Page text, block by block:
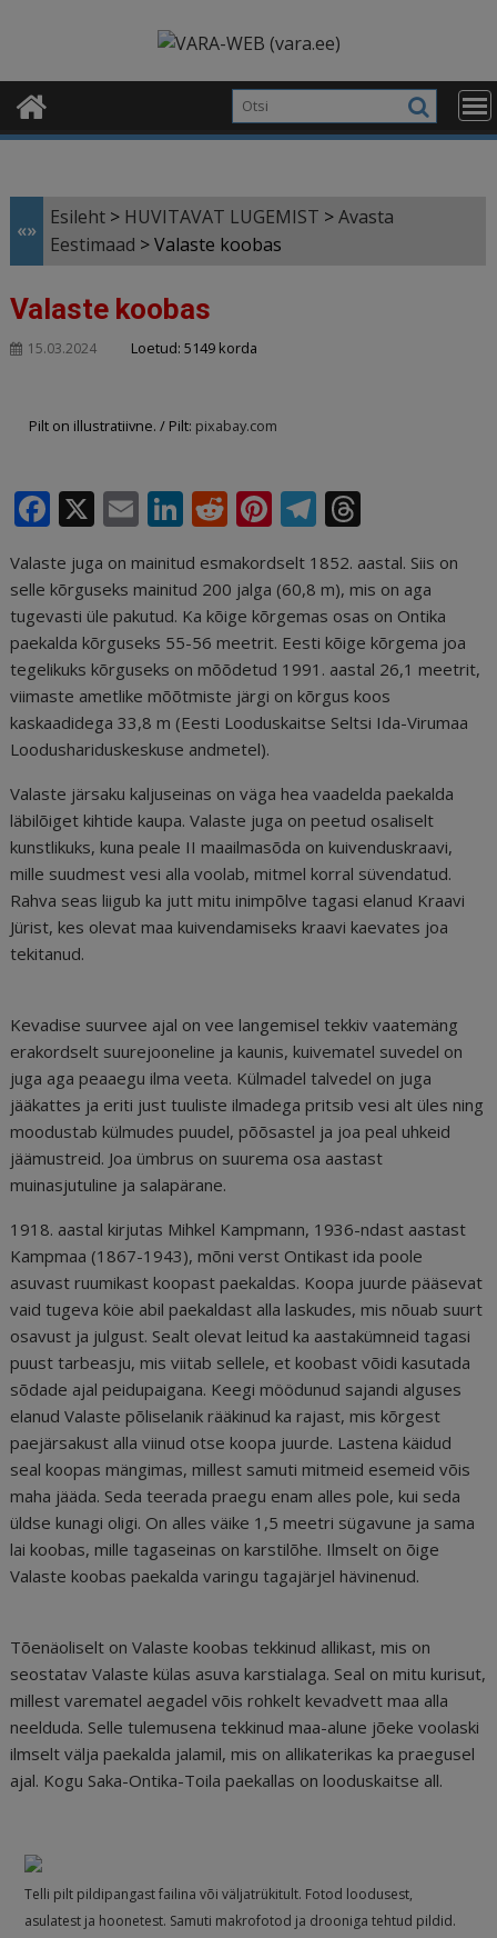
«»
Esileht > HUVITAVAT LUGEMIST >Avasta
Eestimaad >Valaste koobas
Valaste koobas
15.03.2024 Loetud: 5149 korda
Pilt on illustratiivne. / Pilt: pixabay.com
F
c
e
b
o
o
k
X E
ai
l
Li
n
k
e
dI
n
R
e
d
di
t
Pi
n
te
r
e
st
T
e
g
ra
m
r
e
a
d
s
Valaste juga on mainitud esmakordselt 1852. aastal. Siis on
selle kõrguseks mainitud 200 jalga (60,8 m), mis on aga
tugevasti üle pakutud. Ka kõige kõrgemas osas on Ontika
paekalda kõrguseks 55-56 meetrit. Eesti kõige kõrgema joa
tegelikuks kõrguseks on mõõdetud 1991. aastal 26,1 meetrit,
viimaste ametlike mõõtmiste järgi on kõrgus koos
kaskaadidega 33,8 m (Eesti Looduskaitse Seltsi Ida-Virumaa
Loodushariduskeskuse andmetel).
Valaste järsaku kaljuseinas on väga hea vaadelda paekalda
läbilõiget kihtide kaupa. Valaste juga on peetud osaliselt
kunstlikuks, kuna peale II maailmasõda on kuivenduskraavi,
mille suudmest vesi alla voolab, mitmel korral süvendatud.
Rahva seas liigub ka jutt mitu inimpõlve tagasi elanud Kraavi
Jürist, kes olevat maa kuivendamiseks kraavi kaevates joa
tekitanud.
Kevadise suurvee ajal on vee langemisel tekkiv vaatemäng
erakordselt suurejooneline ja kaunis, kuivematel suvedel on
juga aga peaaegu ilma veeta. Külmadel talvedel on juga
jääkattes ja eriti just tuuliste ilmadega pritsib vesi alt üles ning
moodustab külmudes puudel, põõsastel ja joa peal uhkeid
jäämustreid. Joa ümbrus on suurema osa aastast
muinasjutuline ja salapärane.
1918. aastal kirjutas Mihkel Kampmann, 1936-ndast aastast
Kampmaa (1867-1943), mõni verst Ontikast ida poole
asuvast ruumikast koopast paekaldas. Koopa juurde pääsevat
vaid tugeva köie abil paekaldast alla laskudes, mis nõuab suurt
osavust ja julgust. Sealt olevat leitud ka aastakümneid tagasi
puust tarbeasju, mis viitab sellele, et koobast võidi kasutada
sõdade ajal peidupaigana. Keegi möödunud sajandi alguses
elanud Valaste põliselanik rääkinud ka rajast, mis kõrgest
paejärsakust alla viinud otse koopa juurde. Lastena käidud
seal koopas mängimas, millest samuti mitmeid esemeid võis
maha jääda. Seda teerada praegu enam alles pole, kui seda
üldse kunagi oligi. On alles väike 1,5 meetri sügavune ja sama
lai koobas, mille tagaseinas on karstilõhe. Ilmselt on õige
Valaste koobas paekalda varingu tagajärjel hävinenud.
Tõenäoliselt on Valaste koobas tekkinud allikast, mis on
seostatav Valaste külas asuva karstialaga. Seal on mitu kurisut,
millest varematel aegadel võis rohkelt kevadvett maa alla
neelduda. Selle tulemusena tekkinud maa-alune jõeke voolaski
ilmselt välja paekalda jalamil, mis on allikaterikas ka praegusel
ajal. Kogu Saka-Ontika-Toila paekallas on looduskaitse all.
Telli pilt pildipangast failina või väljatrükitult. Fotod loodusest,
asulatest ja hoonetest. Samuti makrofotod ja drooniga tehtud pildid.